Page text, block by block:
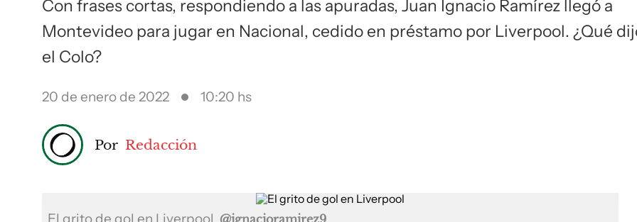
Con frases cortas, respondiendo a las apuradas, Juan Ignacio Ramírez llegó a
Montevideo para jugar en Nacional, cedido en préstamo por Liverpool. ¿Qué
el Colo?
20 de enero de 2022 10:20 hs
Por Redacción
@ignacioramirez9